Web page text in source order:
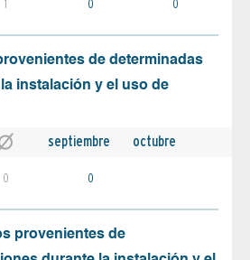
1 0 0
de determinadas
instalación y el uso de
septiembre octubre
0 0
provenientes de